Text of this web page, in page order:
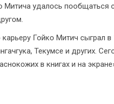
Митича удалось пообщаться
Гойко Митич сыграл
Текумсе и других.
в книгах и на